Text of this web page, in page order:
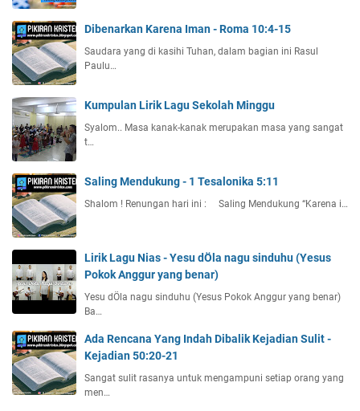
Dibenarkan Karena Iman - Roma 10:4-15
Saudara yang di kasihi Tuhan, dalam bagian ini Rasul
Paulu…
Kumpulan Lirik Lagu Sekolah Minggu
Syalom.. Masa kanak-kanak merupakan masa yang sangat
t…
Saling Mendukung - 1 Tesalonika 5:11
Shalom ! Renungan hari ini : Saling Mendukung “Karena i…
Lirik Lagu Nias - Yesu dÖla nagu sinduhu (Yesus
Pokok Anggur yang benar)
Yesu dÖla nagu sinduhu (Yesus Pokok Anggur yang benar)
Ba…
Ada Rencana Yang Indah Dibalik Kejadian Sulit -
Kejadian 50:20-21
Sangat sulit rasanya untuk mengampuni setiap orang yang
men…